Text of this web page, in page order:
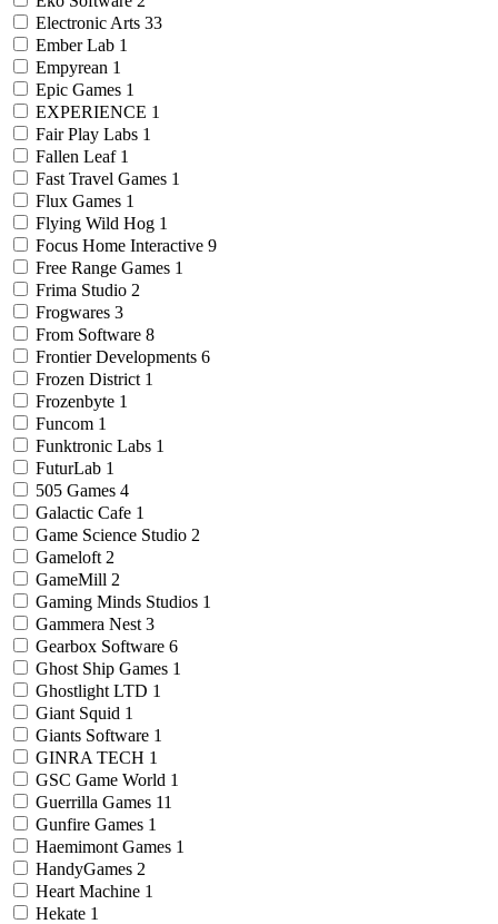
Electronic Arts 33
Ember Lab 1
Empyrean 1
Epic Games 1
EXPERIENCE 1
Fair Play Labs 1
Fallen Leaf 1
Fast Travel Games 1
Flux Games 1
Flying Wild Hog 1
Focus Home Interactive 9
Free Range Games 1
Frima Studio 2
Frogwares 3
From Software 8
Frontier Developments 6
Frozen District 1
Frozenbyte 1
Funcom 1
Funktronic Labs 1
FuturLab 1
505 Games 4
Galactic Cafe 1
Game Science Studio 2
Gameloft 2
GameMill 2
Gaming Minds Studios 1
Gammera Nest 3
Gearbox Software 6
Ghost Ship Games 1
Ghostlight LTD 1
Giant Squid 1
Giants Software 1
GINRA TECH 1
GSC Game World 1
Guerrilla Games 11
Gunfire Games 1
Haemimont Games 1
HandyGames 2
Heart Machine 1
Hekate 1